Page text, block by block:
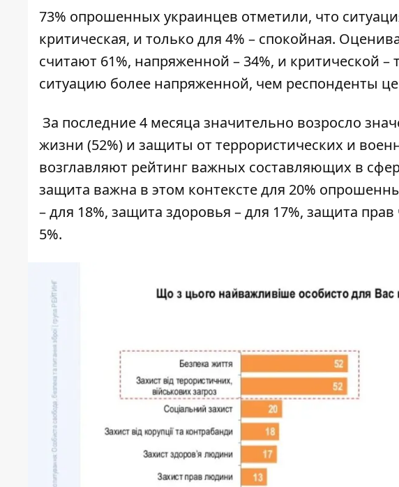
73% опрошенных украинцев отметили, что
критическая, и только для 4% – спокойная.
считают 61%, напряженной – 34%, и критической
ситуацию более напряженной, чем респонденты
За последние 4 месяца значительно возросло
жизни (52%) и защиты от террористических и
возглавляют рейтинг важных составляющих в
защита важна в этом контексте для 20%
– для 18%, защита здоровья – для 17%, защита
5%.